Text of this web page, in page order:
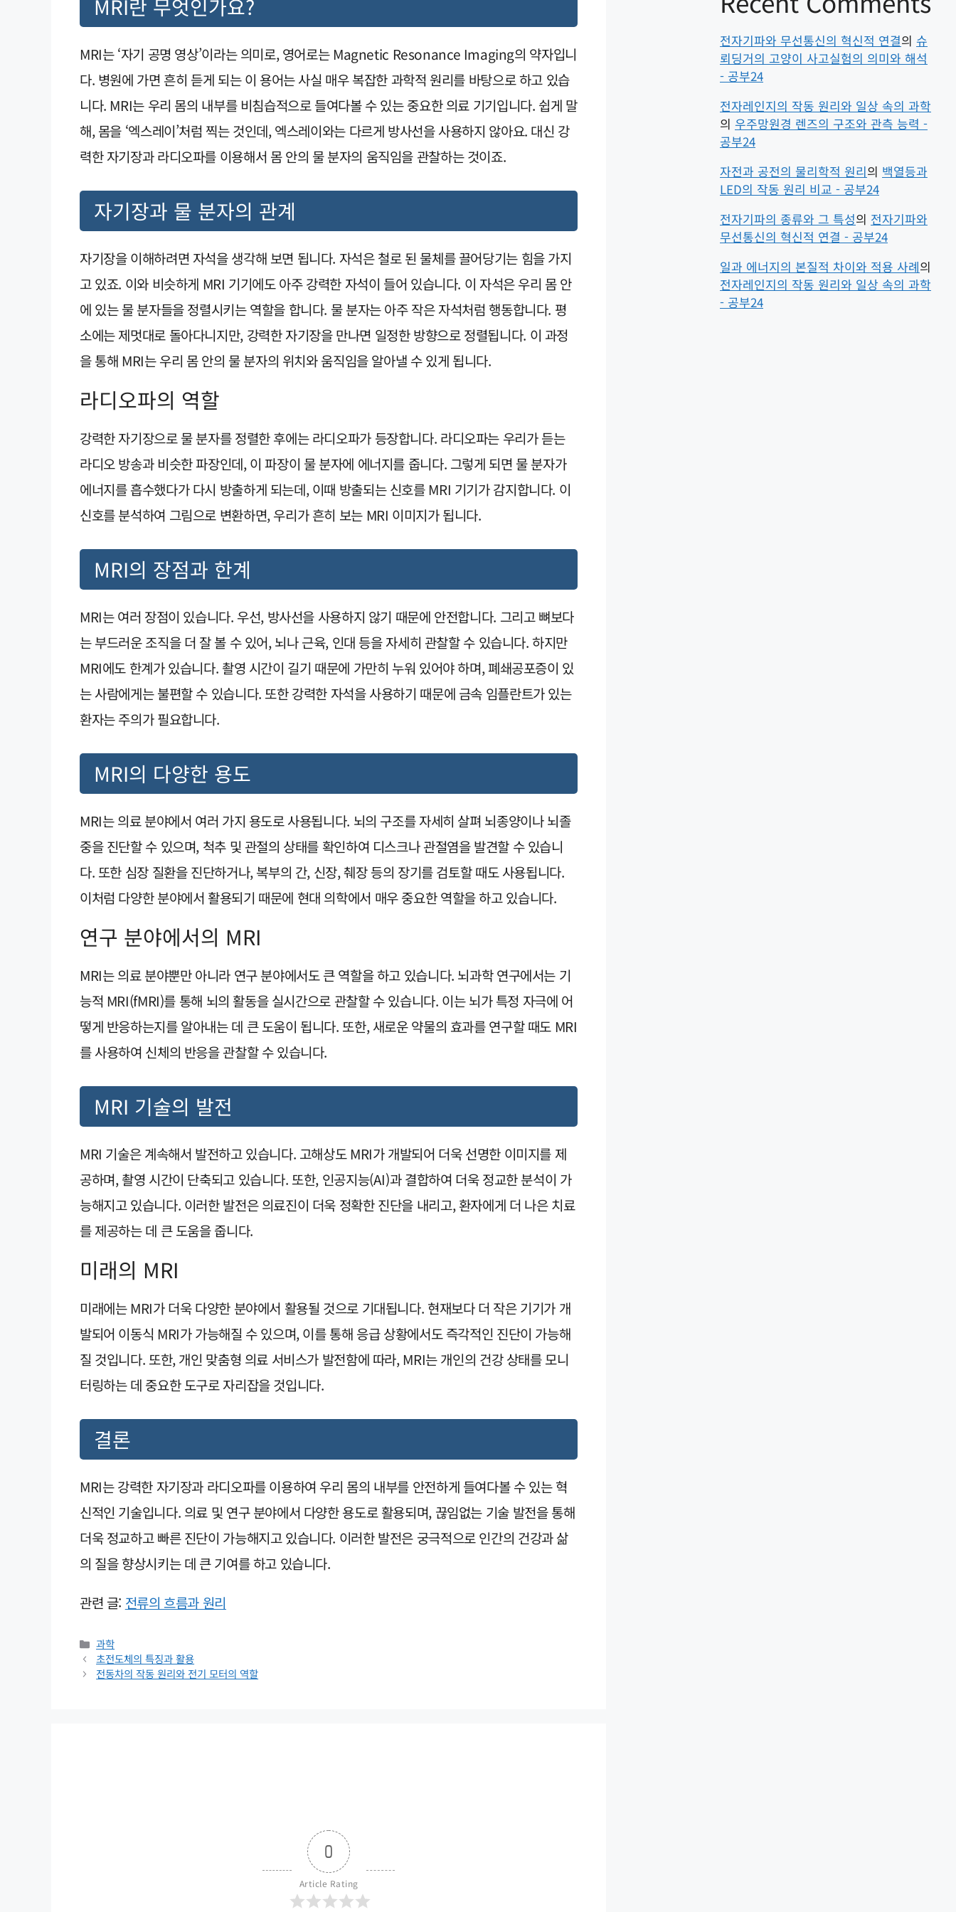
MRI란 무엇인가요?
MRI는 ‘자기 공명 영상’이라는 의미로, 영어로는 Magnetic Resonance Imaging의 약자입니
다. 병원에 가면 흔히 듣게 되는 이 용어는 사실 매우 복잡한 과학적 원리를 바탕으로 하고 있습
니다. MRI는 우리 몸의 내부를 비침습적으로 들여다볼 수 있는 중요한 의료 기기입니다. 쉽게 말
해, 몸을 ‘엑스레이’처럼 찍는 것인데, 엑스레이와는 다르게 방사선을 사용하지 않아요. 대신 강
력한 자기장과 라디오파를 이용해서 몸 안의 물 분자의 움직임을 관찰하는 것이죠.
자기장과 물 분자의 관계
자기장을 이해하려면 자석을 생각해 보면 됩니다. 자석은 철로 된 물체를 끌어당기는 힘을 가지
고 있죠. 이와 비슷하게 MRI 기기에도 아주 강력한 자석이 들어 있습니다. 이 자석은 우리 몸 안
에 있는 물 분자들을 정렬시키는 역할을 합니다. 물 분자는 아주 작은 자석처럼 행동합니다. 평
소에는 제멋대로 돌아다니지만, 강력한 자기장을 만나면 일정한 방향으로 정렬됩니다. 이 과정
을 통해 MRI는 우리 몸 안의 물 분자의 위치와 움직임을 알아낼 수 있게 됩니다.
라디오파의 역할
강력한 자기장으로 물 분자를 정렬한 후에는 라디오파가 등장합니다. 라디오파는 우리가 듣는
라디오 방송과 비슷한 파장인데, 이 파장이 물 분자에 에너지를 줍니다. 그렇게 되면 물 분자가
에너지를 흡수했다가 다시 방출하게 되는데, 이때 방출되는 신호를 MRI 기기가 감지합니다. 이
신호를 분석하여 그림으로 변환하면, 우리가 흔히 보는 MRI 이미지가 됩니다.
MRI의 장점과 한계
MRI는 여러 장점이 있습니다. 우선, 방사선을 사용하지 않기 때문에 안전합니다. 그리고 뼈보다
는 부드러운 조직을 더 잘 볼 수 있어, 뇌나 근육, 인대 등을 자세히 관찰할 수 있습니다. 하지만
MRI에도 한계가 있습니다. 촬영 시간이 길기 때문에 가만히 누워 있어야 하며, 폐쇄공포증이 있
는 사람에게는 불편할 수 있습니다. 또한 강력한 자석을 사용하기 때문에 금속 임플란트가 있는
환자는 주의가 필요합니다.
MRI의 다양한 용도
MRI는 의료 분야에서 여러 가지 용도로 사용됩니다. 뇌의 구조를 자세히 살펴 뇌종양이나 뇌졸
중을 진단할 수 있으며, 척추 및 관절의 상태를 확인하여 디스크나 관절염을 발견할 수 있습니
다. 또한 심장 질환을 진단하거나, 복부의 간, 신장, 췌장 등의 장기를 검토할 때도 사용됩니다.
이처럼 다양한 분야에서 활용되기 때문에 현대 의학에서 매우 중요한 역할을 하고 있습니다.
연구 분야에서의 MRI
MRI는 의료 분야뿐만 아니라 연구 분야에서도 큰 역할을 하고 있습니다. 뇌과학 연구에서는 기
능적 MRI(fMRI)를 통해 뇌의 활동을 실시간으로 관찰할 수 있습니다. 이는 뇌가 특정 자극에 어
떻게 반응하는지를 알아내는 데 큰 도움이 됩니다. 또한, 새로운 약물의 효과를 연구할 때도 MRI
를 사용하여 신체의 반응을 관찰할 수 있습니다.
MRI 기술의 발전
MRI 기술은 계속해서 발전하고 있습니다. 고해상도 MRI가 개발되어 더욱 선명한 이미지를 제
공하며, 촬영 시간이 단축되고 있습니다. 또한, 인공지능(AI)과 결합하여 더욱 정교한 분석이 가
능해지고 있습니다. 이러한 발전은 의료진이 더욱 정확한 진단을 내리고, 환자에게 더 나은 치료
를 제공하는 데 큰 도움을 줍니다.
미래의 MRI
미래에는 MRI가 더욱 다양한 분야에서 활용될 것으로 기대됩니다. 현재보다 더 작은 기기가 개
발되어 이동식 MRI가 가능해질 수 있으며, 이를 통해 응급 상황에서도 즉각적인 진단이 가능해
질 것입니다. 또한, 개인 맞춤형 의료 서비스가 발전함에 따라, MRI는 개인의 건강 상태를 모니
터링하는 데 중요한 도구로 자리잡을 것입니다.
결론
MRI는 강력한 자기장과 라디오파를 이용하여 우리 몸의 내부를 안전하게 들여다볼 수 있는 혁
신적인 기술입니다. 의료 및 연구 분야에서 다양한 용도로 활용되며, 끊임없는 기술 발전을 통해
더욱 정교하고 빠른 진단이 가능해지고 있습니다. 이러한 발전은 궁극적으로 인간의 건강과 삶
의 질을 향상시키는 데 큰 기여를 하고 있습니다.
관련 글: 전류의 흐름과 원리
카
테
고
과학
초전도체의 특징과 활용
전동차의 작동 원리와 전기 모터의 역할
0
Article Rating
전자기파와 무선통신의 혁신적 연결의 슈
뢰딩거의 고양이 사고실험의 의미와 해석
- 공부24
전자레인지의 작동 원리와 일상 속의 과학
의 우주망원경 렌즈의 구조와 관측 능력 -
공부24
자전과 공전의 물리학적 원리의 백열등과
LED의 작동 원리 비교 - 공부24
전자기파의 종류와 그 특성의 전자기파와
무선통신의 혁신적 연결 - 공부24
일과 에너지의 본질적 차이와 적용 사례의
전자레인지의 작동 원리와 일상 속의 과학
- 공부24